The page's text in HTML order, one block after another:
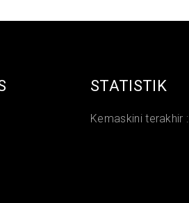
STATISTIK
Kemaskini terakhir :